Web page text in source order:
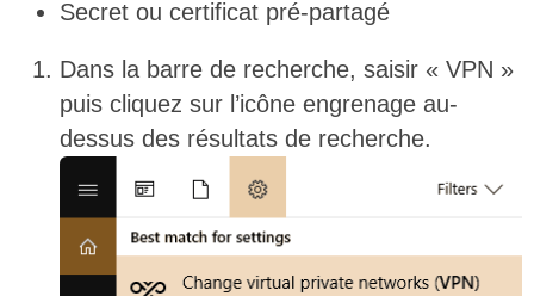
Secret ou certificat pré-partagé
Dans la barre de recherche, saisir « VPN »
puis cliquez sur l’icône engrenage au-
dessus des résultats de recherche.